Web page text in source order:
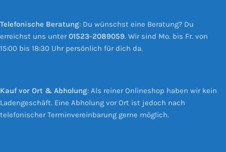
Telefonische Beratung: Du wünschst eine Beratung? Du
erreichst uns unter01523-2089059. Wir sind Mo. bis Fr. von
15:00 bis 18:30 Uhr persönlich für dich da.
Kauf vor Ort & Abholung: Als reiner Onlineshop haben wir kein
Ladengeschäft. Eine Abholung vor Ort ist jedoch nach
telefonischer Terminvereinbarung gerne möglich.